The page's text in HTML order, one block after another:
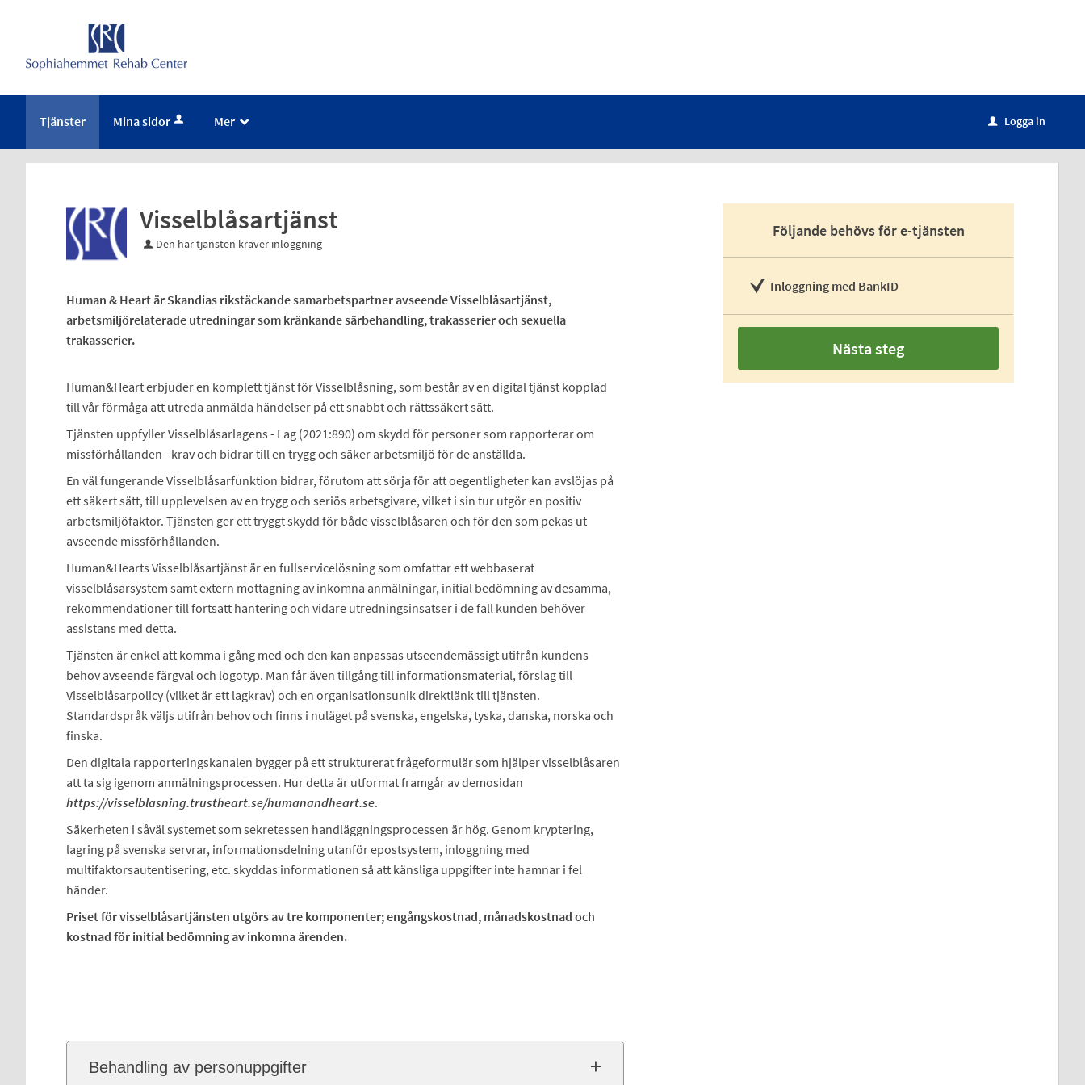
Tjänster Mina sidor Mer _ u Logga in
Visselblåsartjänst
Den här tjänsten kräver inloggning
Human & Heart är Skandias rikstäckande samarbetspartner avseende Visselblåsartjänst,
arbetsmiljörelaterade utredningar som kränkande särbehandling, trakasserier och sexuella
trakasserier.
Human&Heart erbjuder en komplett tjänst för Visselblåsning, som består av en digital tjänst kopplad
till vår förmåga att utreda anmälda händelser på ett snabbt och rättssäkert sätt.
Tjänsten uppfyller Visselblåsarlagens - Lag (2021:890) om skydd för personer som rapporterar om
missförhållanden - krav och bidrar till en trygg och säker arbetsmiljö för de anställda.
En väl fungerande Visselblåsarfunktion bidrar, förutom att sörja för att oegentligheter kan avslöjas på
ett säkert sätt, till upplevelsen av en trygg och seriös arbetsgivare, vilket i sin tur utgör en positiv
arbetsmiljöfaktor. Tjänsten ger ett tryggt skydd för både visselblåsaren och för den som pekas ut
avseende missförhållanden.
Human&Hearts Visselblåsartjänst är en fullservicelösning som omfattar ett webbaserat
visselblåsarsystem samt extern mottagning av inkomna anmälningar, initial bedömning av desamma,
rekommendationer till fortsatt hantering och vidare utredningsinsatser i de fall kunden behöver
assistans med detta.
Tjänsten är enkel att komma i gång med och den kan anpassas utseendemässigt utifrån kundens
behov avseende färgval och logotyp. Man får även tillgång till informationsmaterial, förslag till
Visselblåsarpolicy (vilket är ett lagkrav) och en organisationsunik direktlänk till tjänsten.
Standardspråk väljs utifrån behov och finns i nuläget på svenska, engelska, tyska, danska, norska och
finska.
Den digitala rapporteringskanalen bygger på ett strukturerat frågeformulär som hjälper visselblåsaren
att ta sig igenom anmälningsprocessen. Hur detta är utformat framgår av demosidan
https://visselblasning.trustheart.se/humanandheart.se.
Säkerheten i såväl systemet som sekretessen handläggningsprocessen är hög. Genom kryptering,
lagring på svenska servrar, informationsdelning utanför epostsystem, inloggning med
multifaktorsautentisering, etc. skyddas informationen så att känsliga uppgifter inte hamnar i fel
händer.
Priset för visselblåsartjänsten utgörs av tre komponenter; engångskostnad, månadskostnad och
kostnad för initial bedömning av inkomna ärenden.
Behandling av personuppgifter
Följande behövs för e-tjänsten
Inloggning med BankID
Nästa steg